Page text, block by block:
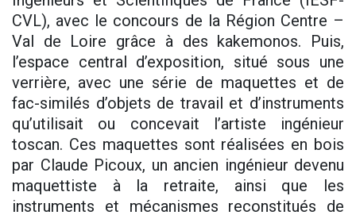
CVL), avec le concours de la Région Centre –
Val de Loire grâce à des kakemonos. Puis,
l’espace central d’exposition, situé sous une
verrière, avec une série de maquettes et de
fac-similés d’objets de travail et d’instruments
qu’utilisait ou concevait l’artiste ingénieur
toscan. Ces maquettes sont réalisées en bois
par Claude Picoux, un ancien ingénieur devenu
maquettiste à la retraite, ainsi que les
instruments et mécanismes reconstitués de